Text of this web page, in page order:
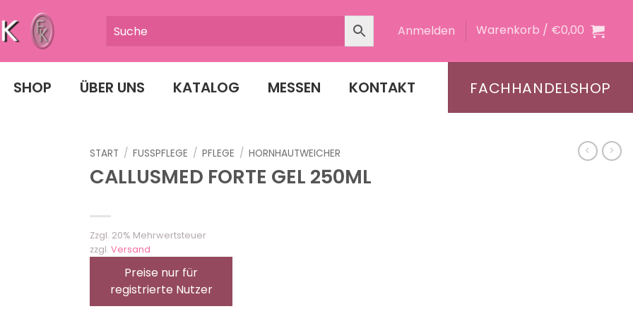
Anmelden Warenkorb / €0,00
SHOP ÜBER UNS KATALOG MESSEN KONTAKT FACHHANDELSHOP
START / FUSSPFLEGE / PFLEGE / HORNHAUTWEICHER
CALLUSMED FORTE GEL 250ML
Zzgl. 20% Mehrwertsteuer
zzgl. Versand
Preise nur für
registrierte Nutzer